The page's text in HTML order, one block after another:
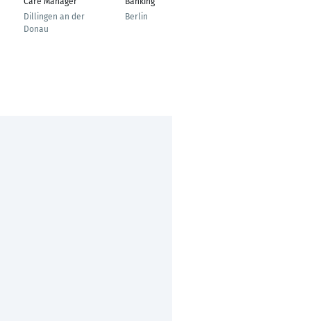
Dillingen an der
Donau
Berlin